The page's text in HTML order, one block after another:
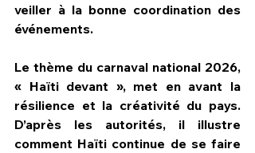
veiller à la bonne coordination des
événements.
Le thème du carnaval national 2026,
« Haïti devant », met en avant la
résilience et la créativité du pays.
D’après les autorités, il illustre
comment Haïti continue de se faire